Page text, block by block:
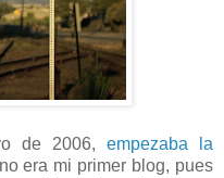
de 2006,empezaba la
era mi primer blog, pues